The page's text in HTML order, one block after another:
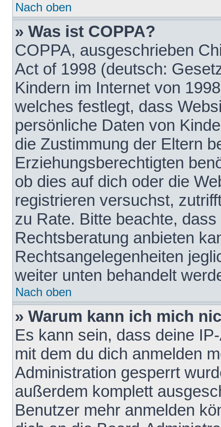
Nach oben
» Was ist COPPA?
COPPA, ausgeschrieben
Act of 1998 (deutsch:
Kindern im Internet von
welches festlegt, dass
persönliche Daten von
die Zustimmung der Eltern
Erziehungsberechtigten
ob dies auf dich oder die
registrieren versuchst,
zu Rate. Bitte beachte,
Rechtsberatung anbieten
Rechtsangelegenheiten
weiter unten behandelt
Nach oben
» Warum kann ich mich
Es kann sein, dass deine
mit dem du dich anmelden
Administration gesperrt
außerdem komplett
Benutzer mehr anmelden